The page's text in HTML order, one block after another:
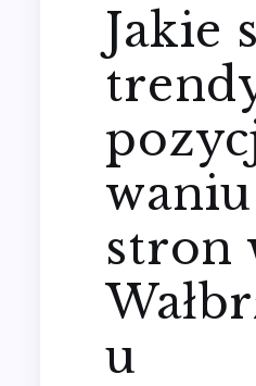
Jakie
waniu
stron
u